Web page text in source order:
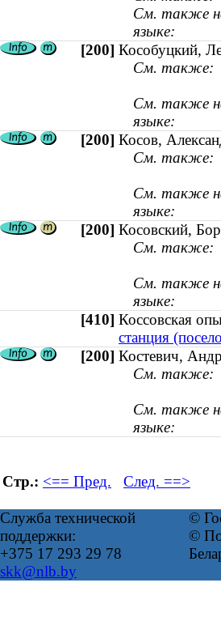
См. также
языке:
[200] Кособуцкий,
См. также:
См. также
языке:
[200] Косов,
См. также:
См. также
языке:
[200] Косовский,
См. также:
См. также
языке:
[410] Коссовская
станция
[200] Костевич,
См. также:
См. также
языке:
Стр.: <== Пред. След. ==>
Служба технической
поддержки:
+375 17 293 29 78
skk@nlb.by
©
©